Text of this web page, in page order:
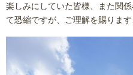
楽しみにしていた皆様、また関
て恐縮ですが、ご理解を賜りま